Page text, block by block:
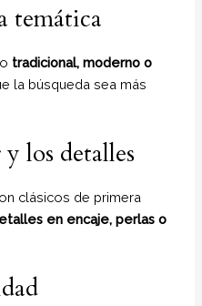
temática
tradicional, moderno o
la búsqueda sea más
los detalles
clásicos de primera
en encaje, perlas o